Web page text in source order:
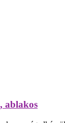
ablakos